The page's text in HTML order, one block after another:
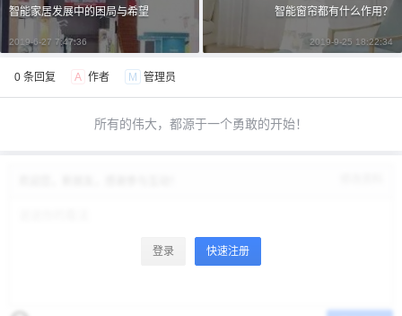
智能家居发展中的困局与希望
2019-6-27 7:47:36
智能窗帘都有什么作用？
2019-9-25 18:22:34
0 条回复 A 作者 M 管理员
所有的伟大，都源于一个勇敢的开始！
登录 快速注册